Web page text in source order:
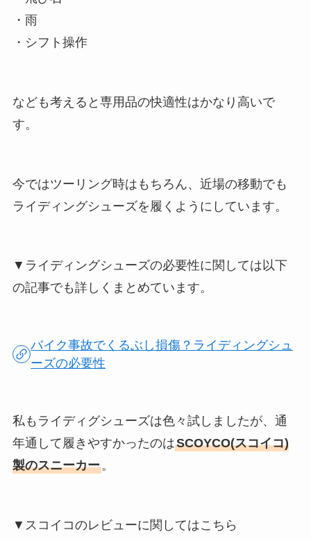
・雨
・シフト操作
なども考えると専用品の快適性はかなり高いで
す。
今ではツーリング時はもちろん、近場の移動でも
ライディングシューズを履くようにしています。
▼ライディングシューズの必要性に関しては以下
の記事でも詳しくまとめています。
バイク事故でくるぶし損傷？ライディングシュ
ーズの必要性
私もライディグシューズは色々試しましたが、通
年通して履きやすかったのはSCOYCO(スコイコ)
製のスニーカー。
▼スコイコのレビューに関してはこちら